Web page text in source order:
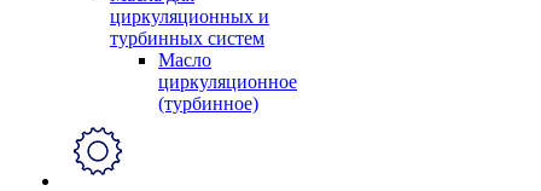
циркуляционных и
турбинных систем
Масло
циркуляционное
(турбинное)